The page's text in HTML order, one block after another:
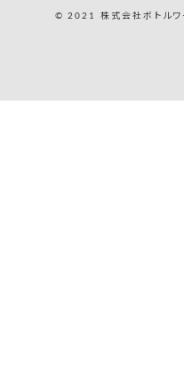
© 2021 株式会社ボトル